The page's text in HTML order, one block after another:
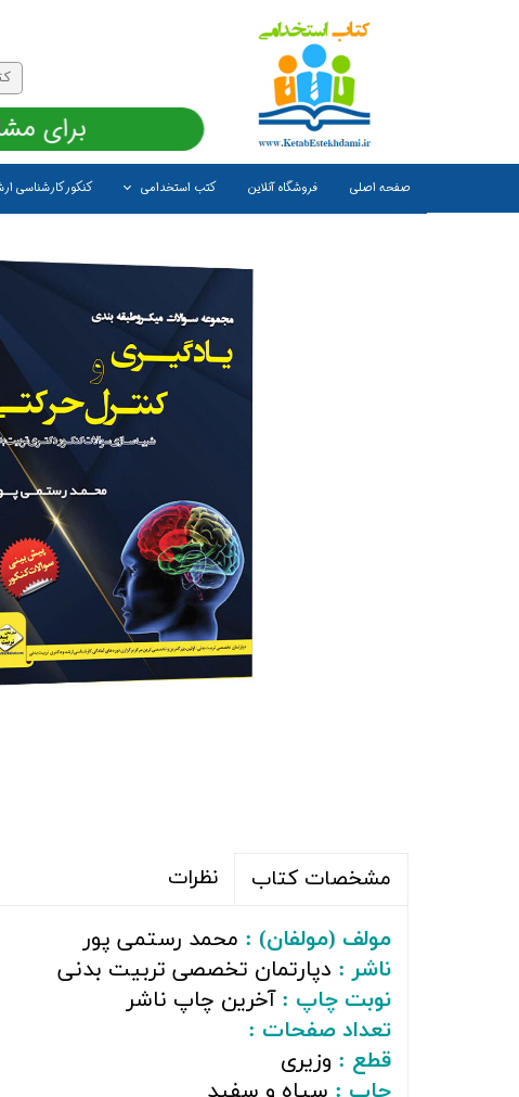
صفحه اصلی فروشگاه آنلاین کتب استخدامی کنکور کارشناسی
برای
مشخصات کتاب نظرات
مولف (مولفان) : محمد رستمی پور
ناشر : دپارتمان تخصصی تربیت بدنی
نوبت چاپ :آخرین چاپ ناشر
تعداد صفحات :
قطع : وزیری